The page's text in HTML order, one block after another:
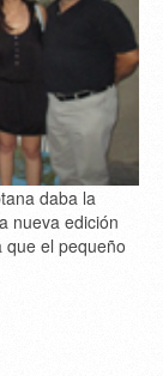
daba la
nueva edición
que el pequeño